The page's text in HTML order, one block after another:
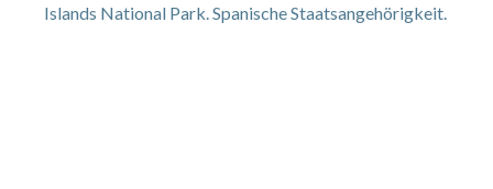
Islands National Park. Spanische Staatsangehörigkeit.